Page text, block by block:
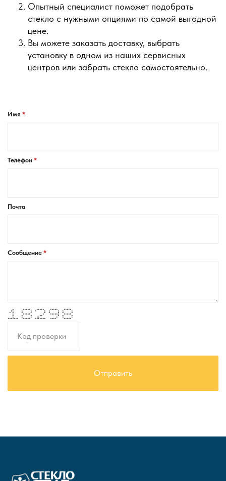
Опытный специалист поможет подобрать
стекло с нужными опциями по самой выгодной
цене.
Вы можете заказать доставку, выбрать
установку в одном из наших сервисных
центров или забрать стекло самостоятельно.
Имя
Телефон
Почта
Сообщение
* ***** ***** ***** *****
** * * * * * * * *
* * * * * * * * *
* ***** * ****** *****
* * * ** * * *
* * * ** * * *
******* ***** ******* **** *****